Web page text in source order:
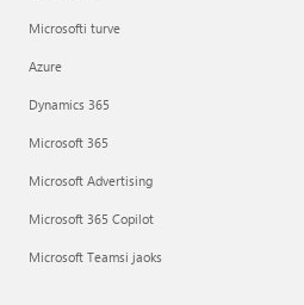
Microsofti turve
Azure
Dynamics 365
Microsoft 365
Microsoft Advertising
Microsoft 365 Copilot
Microsoft Teamsi jaoks